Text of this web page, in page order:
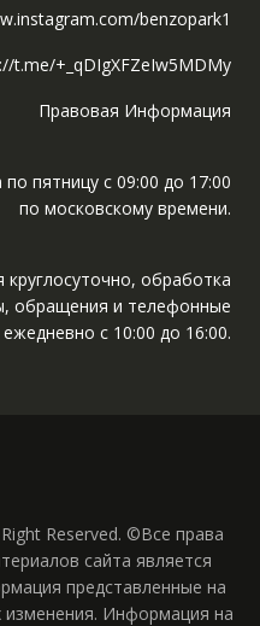
benzopark1
t.me/+_qDIgXFZeIw5MDMy
Правовая Информация
пятницу с 09:00 до 17:00
по московскому времени.
обработка
обращения и телефонные
с 10:00 до 16:00.
Reserved. ©Все права
сайта является
представленные на
изменения. Информация на